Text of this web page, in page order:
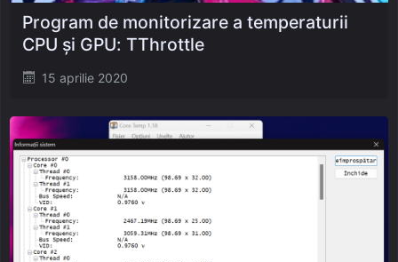
Posted
15 aprilie 2020
Program de monitorizare a temperaturii
CPU și GPU: TThrottle